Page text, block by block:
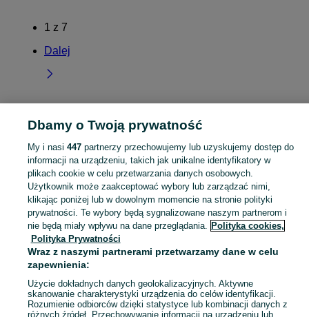
1 z 7
Dalej
Strona główna Świętokrzyskie Brzezie
KATEGORIA
Skorzystaj z największego serwisu ogłoszeniowego - Brzezie i okolice! Kupuj to, czego pragniesz i sprzedawaj to, czego już nie potrzebujesz! Zobacz
Mapa kategorii
Mapa miejscowości
Mapa ministron
Popularne wyszukiwania
Dbamy o Twoją prywatność
My i nasi 447partnerzy przechowujemy lub uzyskujemy dostęp do
informacji na urządzeniu, takich jak unikalne identyfikatory w
plikach cookie w celu przetwarzania danych osobowych.
Użytkownik może zaakceptować wybory lub zarządzać nimi,
klikając poniżej lub w dowolnym momencie na stronie polityki
prywatności. Te wybory będą sygnalizowane naszym partnerom i
nie będą miały wpływu na dane przeglądania. Polityka cookies,
Polityka Prywatności
Wraz z naszymi partnerami przetwarzamy dane w celu
zapewnienia:
Użycie dokładnych danych geolokalizacyjnych. Aktywne
skanowanie charakterystyki urządzenia do celów identyfikacji.
Rozumienie odbiorców dzięki statystyce lub kombinacji danych z
różnych źródeł. Przechowywanie informacji na urządzeniu lub